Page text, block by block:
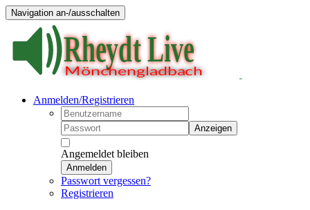
Navigation an-/ausschalten
Anmelden/Registrieren
Anzeigen
Angemeldet bleiben
Anmelden
Passwort vergessen?
Registrieren